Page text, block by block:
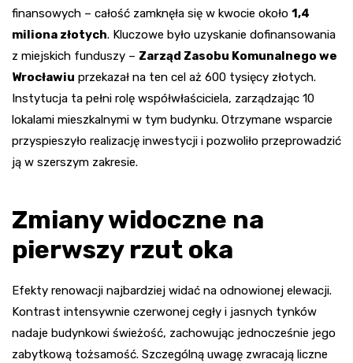
finansowych – całość zamknęła się w kwocie około 1,4
miliona złotych. Kluczowe było uzyskanie dofinansowania
z miejskich funduszy – Zarząd Zasobu Komunalnego we
Wrocławiu przekazał na ten cel aż 600 tysięcy złotych.
Instytucja ta pełni rolę współwłaściciela, zarządzając 10
lokalami mieszkalnymi w tym budynku. Otrzymane wsparcie
przyspieszyło realizację inwestycji i pozwoliło przeprowadzić
ją w szerszym zakresie.
Zmiany widoczne na
pierwszy rzut oka
Efekty renowacji najbardziej widać na odnowionej elewacji.
Kontrast intensywnie czerwonej cegły i jasnych tynków
nadaje budynkowi świeżość, zachowując jednocześnie jego
zabytkową tożsamość. Szczególną uwagę zwracają liczne